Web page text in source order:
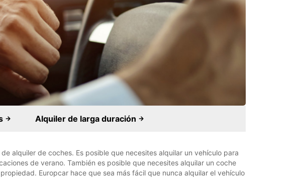
Alquiler de larga duración
alquiler de coches. Es posible que necesites alquilar un vehículo para
de verano. También es posible que necesites alquilar un coche
Europcar hace que sea más fácil que nunca alquilar el vehículo